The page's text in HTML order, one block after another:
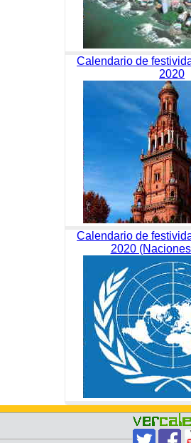
Calendario de
2020
Calendario de
2020